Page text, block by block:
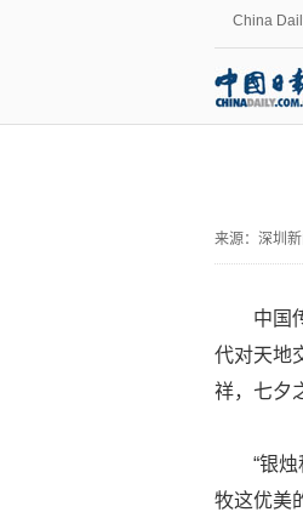
China
来源： 深圳
中国
代对天地
祥，七夕
“银
牧这优美